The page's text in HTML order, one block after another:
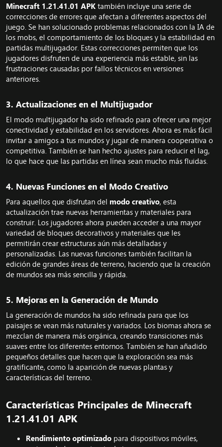
Minecraft 1.21.41.01 APKtambién incluye una serie de
correcciones de errores que afectan a diferentes aspectos del
juego. Se han solucionado problemas relacionados con la IA de
los mobs, el comportamiento de los bloques y la estabilidad en
partidas multijugador. Estas correcciones permiten que los
jugadores disfruten de una experiencia más estable, sin las
frustraciones causadas por fallos técnicos en versiones
anteriores.
3. Actualizaciones en el Multijugador
El modo multijugador ha sido refinado para ofrecer una mejor
conectividad y estabilidad en los servidores. Ahora es más fácil
invitar a amigos a tus mundos y jugar de manera cooperativa o
competitiva. También se han hecho ajustes para reducir el lag,
lo que hace que las partidas en línea sean mucho más fluidas.
4. Nuevas Funciones en el Modo Creativo
Para aquellos que disfrutan del modo creativo, esta
actualización trae nuevas herramientas y materiales para
construir. Los jugadores ahora pueden acceder a una mayor
variedad de bloques decorativos y materiales que les
permitirán crear estructuras aún más detalladas y
personalizadas. Las nuevas funciones también facilitan la
edición de grandes áreas de terreno, haciendo que la creación
de mundos sea más sencilla y rápida.
5. Mejoras en la Generación de Mundo
La generación de mundos ha sido refinada para que los
paisajes se vean más naturales y variados. Los biomas ahora se
mezclan de manera más orgánica, creando transiciones más
suaves entre los diferentes entornos. También se han añadido
pequeños detalles que hacen que la exploración sea más
gratificante, como la aparición de nuevas plantas y
características del terreno.
Características Principales de Minecraft
1.21.41.01 APK​
Rendimiento optimizado para dispositivos móviles,